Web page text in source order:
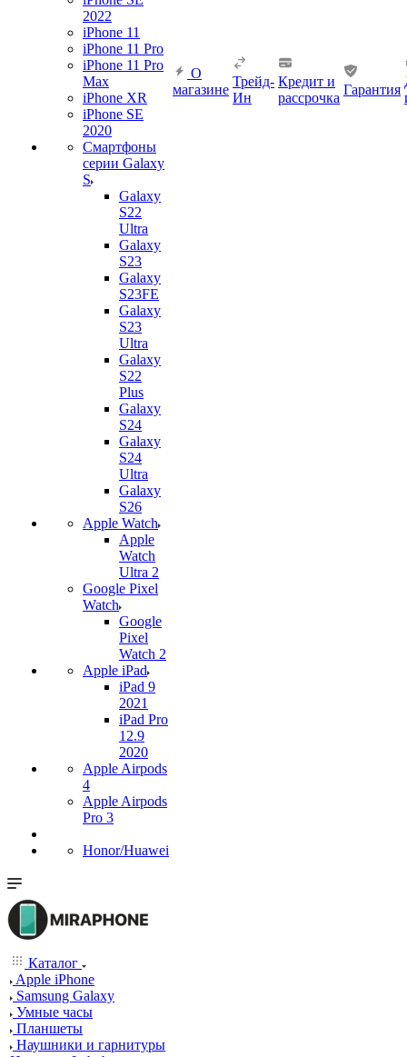
2022
iPhone 11
iPhone 11 Pro
iPhone 11 Pro
Max
iPhone XR
iPhone SE
2020
Смартфоны
серии Galaxy
S
Galaxy
S22
Ultra
Galaxy
S23
Galaxy
S23FE
Galaxy
S23
Ultra
Galaxy
S22
Plus
Galaxy
S24
Galaxy
S24
Ultra
Galaxy
S26
Apple Watch
Apple
Watch
Ultra 2
Google Pixel
Watch
Google
Pixel
Watch 2
Apple iPad
iPad 9
2021
iPad Pro
12.9
2020
Apple Airpods
4
Apple Airpods
Pro 3
Honor/Huawei
О
магазине
Трейд-
Ин
Кредит и
рассрочка
Гарантия
Каталог
Apple iPhone
Samsung Galaxy
Умные часы
Планшеты
Наушники и гарнитуры